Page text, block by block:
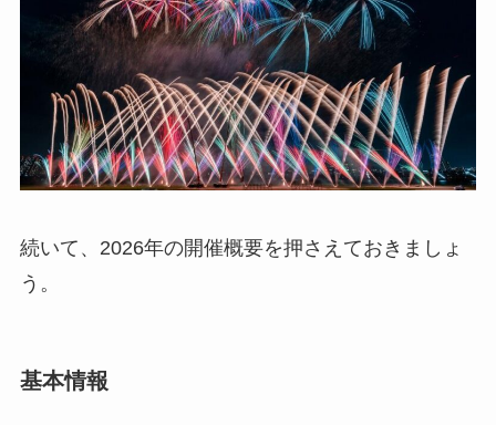
続いて、2026年の開催概要を押さえておきましょ
う。
基本情報